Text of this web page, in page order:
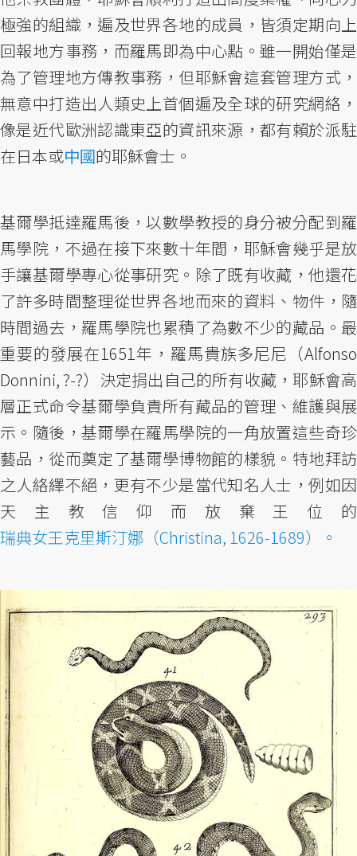
極強的組織，遍及世界各地的成員，皆須定期向上
回報地方事務，而羅馬即為中心點。雖一開始僅是
為了管理地方傳教事務，但耶穌會這套管理方式，
無意中打造出人類史上首個遍及全球的研究網絡，
像是近代歐洲認識東亞的資訊來源，都有賴於派駐
在日本或中國的耶穌會士。
基爾學抵達羅馬後，以數學教授的身分被分配到羅
馬學院，不過在接下來數十年間，耶穌會幾乎是放
手讓基爾學專心從事研究。除了既有收藏，他還花
了許多時間整理從世界各地而來的資料、物件，隨
時間過去，羅馬學院也累積了為數不少的藏品。最
重要的發展在1651年，羅馬貴族多尼尼（Alfonso
Donnini, ?-?）決定捐出自己的所有收藏，耶穌會高
層正式命令基爾學負責所有藏品的管理、維護與展
示。隨後，基爾學在羅馬學院的一角放置這些奇珍
藝品，從而奠定了基爾學博物館的樣貌。特地拜訪
之人絡繹不絕，更有不少是當代知名人士，例如因
天主教信仰而放棄王位的
瑞典女王克里斯汀娜（Christina, 1626-1689）。